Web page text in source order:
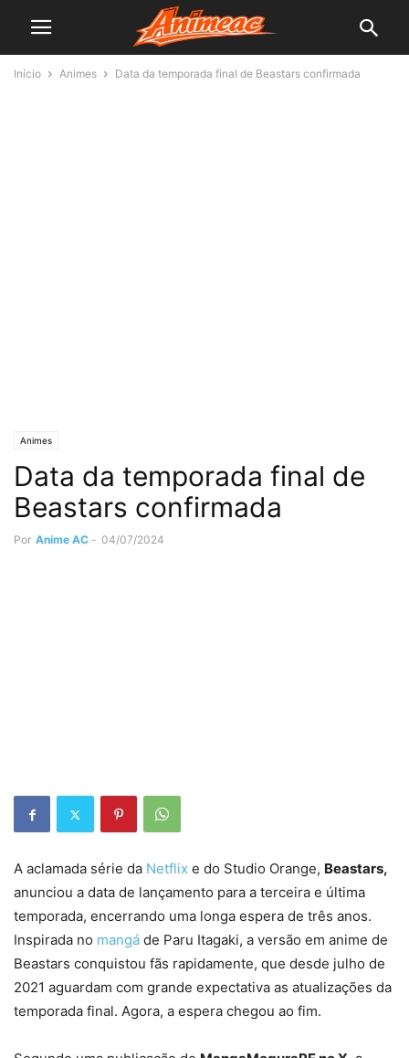
Início Animes Data da temporada final de Beastars confirmada
Animes
Data da temporada final de
Beastars confirmada
Por Anime AC - 04/07/2024
A aclamada série da Netflix e do Studio Orange, Beastars,
anunciou a data de lançamento para a terceira e última
temporada, encerrando uma longa espera de três anos.
Inspirada no mangá de Paru Itagaki, a versão em anime de
Beastars conquistou fãs rapidamente, que desde julho de
2021 aguardam com grande expectativa as atualizações da
temporada final. Agora, a espera chegou ao fim.